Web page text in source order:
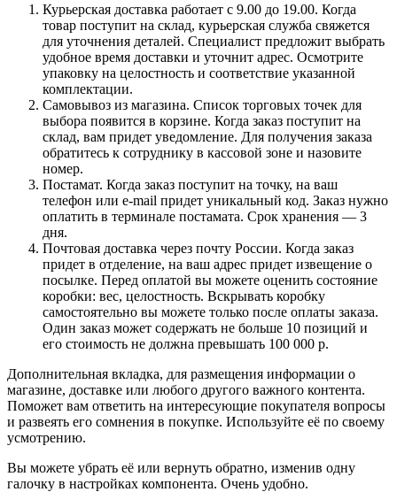
Курьерская доставка работает с 9.00 до 19.00. Когда
товар поступит на склад, курьерская служба свяжется
для уточнения деталей. Специалист предложит выбрать
удобное время доставки и уточнит адрес. Осмотрите
упаковку на целостность и соответствие указанной
комплектации.
Самовывоз из магазина. Список торговых точек для
выбора появится в корзине. Когда заказ поступит на
склад, вам придет уведомление. Для получения заказа
обратитесь к сотруднику в кассовой зоне и назовите
номер.
Постамат. Когда заказ поступит на точку, на ваш
телефон или e-mail придет уникальный код. Заказ нужно
оплатить в терминале постамата. Срок хранения — 3
дня.
Почтовая доставка через почту России. Когда заказ
придет в отделение, на ваш адрес придет извещение о
посылке. Перед оплатой вы можете оценить состояние
коробки: вес, целостность. Вскрывать коробку
самостоятельно вы можете только после оплаты заказа.
Один заказ может содержать не больше 10 позиций и
его стоимость не должна превышать 100 000 р.
Дополнительная вкладка, для размещения информации о
магазине, доставке или любого другого важного контента.
Поможет вам ответить на интересующие покупателя вопросы
и развеять его сомнения в покупке. Используйте её по своему
усмотрению.
Вы можете убрать её или вернуть обратно, изменив одну
галочку в настройках компонента. Очень удобно.